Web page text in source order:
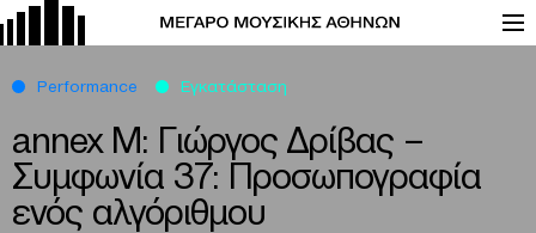
annex M: Γιώργος Δρίβας –
Συμφωνία 37: Προσωπογραφία
ενός αλγόριθμου
Performance Εγκατάσταση